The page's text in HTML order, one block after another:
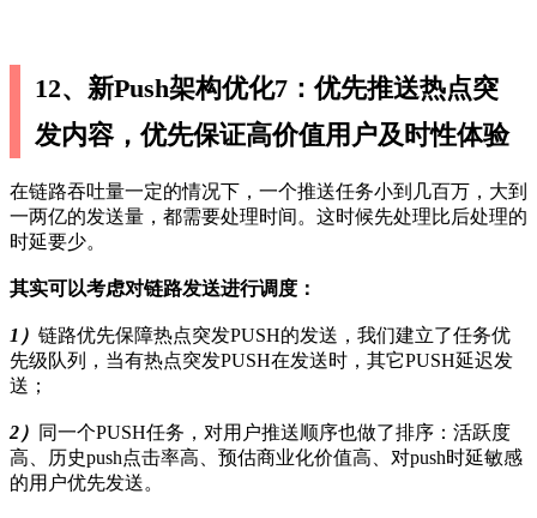
12、新Push架构优化7：优先推送热点突
发内容，优先保证高价值用户及时性体验
在链路吞吐量一定的情况下，一个推送任务小到几百万，大到
一两亿的发送量，都需要处理时间。这时候先处理比后处理的
时延要少。
其实可以考虑对链路发送进行调度：
1） 链路优先保障热点突发PUSH的发送，我们建立了任务优
先级队列，当有热点突发PUSH在发送时，其它PUSH延迟发
送；
2） 同一个PUSH任务，对用户推送顺序也做了排序：活跃度
高、历史push点击率高、预估商业化价值高、对push时延敏感
的用户优先发送。